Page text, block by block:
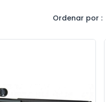
Ordenar por :